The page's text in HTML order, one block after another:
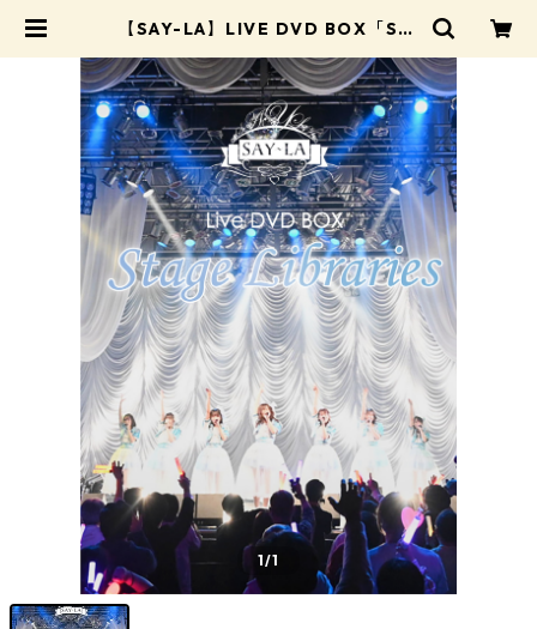
【SAY-LA】LIVE DVD BOX「Sta
ンショップ
1/1